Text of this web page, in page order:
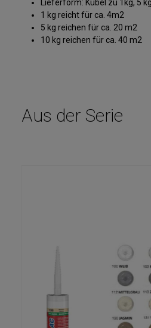
Lieferform: Kübel zu 1kg, 5
1 kg reicht für ca. 4m2
5 kg reichen für ca. 20 m2
10 kg reichen für ca. 40 m2
Aus der Serie